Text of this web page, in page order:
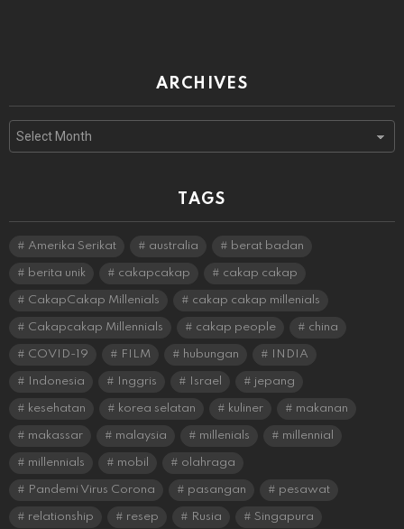
ARCHIVES
Archives
TAGS
Amerika Serikat australia berat badan
berita unik cakapcakap cakap cakap
CakapCakap Millenials cakap cakap millenials
Cakapcakap Millennials cakap people china
COVID-19 FILM hubungan INDIA
Indonesia Inggris Israel jepang
kesehatan korea selatan kuliner makanan
makassar malaysia millenials millennial
millennials mobil olahraga
Pandemi Virus Corona pasangan pesawat
relationship resep Rusia Singapura